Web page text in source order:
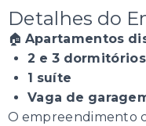
Detalhes do
🏠 Apartamentos
2 e 3 dormitórios
1 suíte
Vaga de
O empreendimento